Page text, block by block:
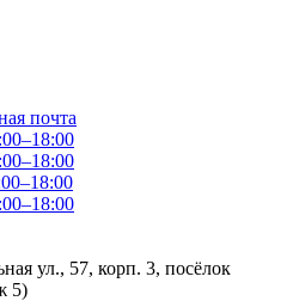
почта
ул., 57, корп. 3, посёлок
5)